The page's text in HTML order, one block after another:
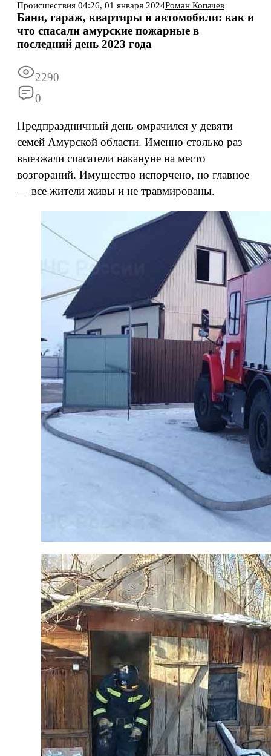
ПодпискаРеклама Все новости
Происшествия 04:26, 01 января 2024Роман Копачев
Бани, гараж, квартиры и автомобили: как и
что спасали амурские пожарные в
последний день 2023 года
2290
0
Предпраздничный день омрачился у девяти
семей Амурской области. Именно столько раз
выезжали спасатели накануне на место
возгораний. Имущество испорчено, но главное
— все жители живы и не травмированы.